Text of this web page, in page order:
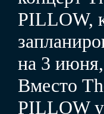
PILLOW,
на 3
Вместо
PILLOW у